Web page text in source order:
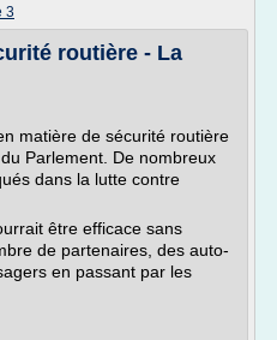
3
routière - La
matière de sécurité routière
Parlement. De nombreux
dans la lutte contre
être efficace sans
de partenaires, des auto-
en passant par les